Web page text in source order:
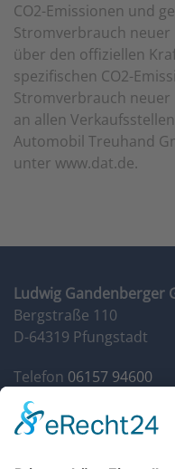
CO2-Emissionen und
Stromverbrauch neuer
über den offiziellen
spezifischen CO2-
Stromverbrauch
an allen
Automobil Treuhand
unter www.dat.de.
Ludwig Gandenberger
Bergstraße 110
D-64319 Pfungstadt
Telefon 06157 94600
Fax 06157 946014
info@autohaus-